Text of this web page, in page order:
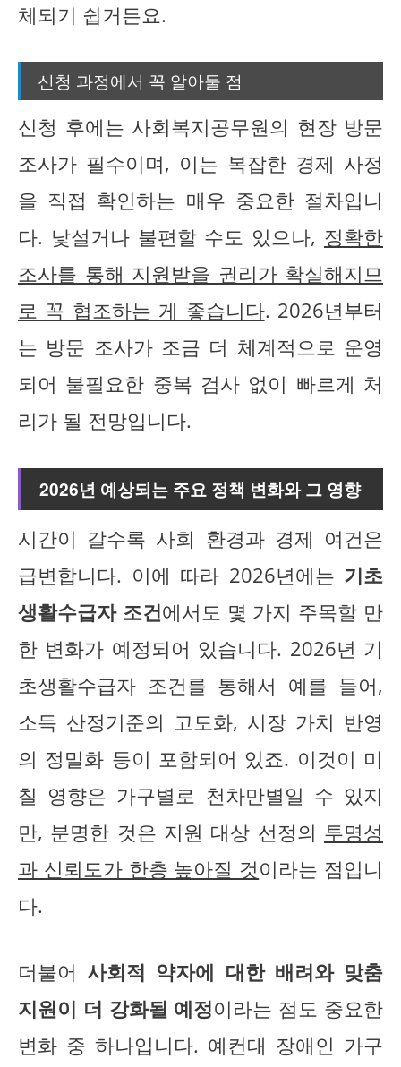
체되기 쉽거든요.
신청 과정에서 꼭 알아둘 점
신청 후에는 사회복지공무원의 현장 방문
조사가 필수이며, 이는 복잡한 경제 사정
을 직접 확인하는 매우 중요한 절차입니
다. 낯설거나 불편할 수도 있으나, 정확한
조사를 통해 지원받을 권리가 확실해지므
로 꼭 협조하는 게 좋습니다. 2026년부터
는 방문 조사가 조금 더 체계적으로 운영
되어 불필요한 중복 검사 없이 빠르게 처
리가 될 전망입니다.
2026년 예상되는 주요 정책 변화와 그 영향
시간이 갈수록 사회 환경과 경제 여건은
급변합니다. 이에 따라 2026년에는 기초
생활수급자 조건에서도 몇 가지 주목할 만
한 변화가 예정되어 있습니다. 2026년 기
초생활수급자 조건를 통해서 예를 들어,
소득 산정기준의 고도화, 시장 가치 반영
의 정밀화 등이 포함되어 있죠. 이것이 미
칠 영향은 가구별로 천차만별일 수 있지
만, 분명한 것은 지원 대상 선정의 투명성
과 신뢰도가 한층 높아질 것이라는 점입니
다.
더불어사회적 약자에 대한 배려와 맞춤
지원이 더 강화될 예정이라는 점도 중요한
변화 중 하나입니다. 예컨대 장애인 가구